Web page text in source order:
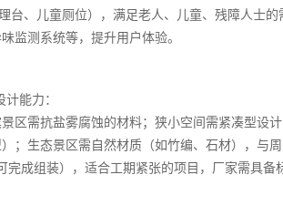
台、儿童厕位），满足老人、儿童、残障人士
监测系统等，提升用户体验。
计能力：
区需抗盐雾腐蚀的材料；狭小空间需紧凑型设
；生态景区需自然材质（如竹编、石材），与
成组装），适合工期紧张的项目，厂家需具备